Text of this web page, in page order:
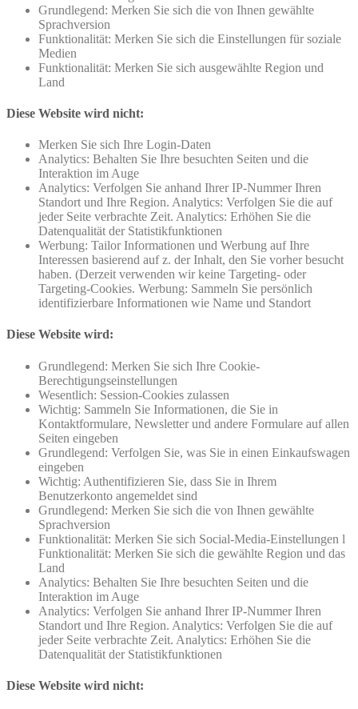
Grundlegend: Merken Sie sich die von Ihnen gewählte
Sprachversion
Funktionalität: Merken Sie sich die Einstellungen für soziale
Medien
Funktionalität: Merken Sie sich ausgewählte Region und
Land
Diese Website wird nicht:
Merken Sie sich Ihre Login-Daten
Analytics: Behalten Sie Ihre besuchten Seiten und die
Interaktion im Auge
Analytics: Verfolgen Sie anhand Ihrer IP-Nummer Ihren
Standort und Ihre Region. Analytics: Verfolgen Sie die auf
jeder Seite verbrachte Zeit. Analytics: Erhöhen Sie die
Datenqualität der Statistikfunktionen
Werbung: Tailor Informationen und Werbung auf Ihre
Interessen basierend auf z. der Inhalt, den Sie vorher besucht
haben. (Derzeit verwenden wir keine Targeting- oder
Targeting-Cookies. Werbung: Sammeln Sie persönlich
identifizierbare Informationen wie Name und Standort
Diese Website wird:
Grundlegend: Merken Sie sich Ihre Cookie-
Berechtigungseinstellungen
Wesentlich: Session-Cookies zulassen
Wichtig: Sammeln Sie Informationen, die Sie in
Kontaktformulare, Newsletter und andere Formulare auf allen
Seiten eingeben
Grundlegend: Verfolgen Sie, was Sie in einen Einkaufswagen
eingeben
Wichtig: Authentifizieren Sie, dass Sie in Ihrem
Benutzerkonto angemeldet sind
Grundlegend: Merken Sie sich die von Ihnen gewählte
Sprachversion
Funktionalität: Merken Sie sich Social-Media-Einstellungen l
Funktionalität: Merken Sie sich die gewählte Region und das
Land
Analytics: Behalten Sie Ihre besuchten Seiten und die
Interaktion im Auge
Analytics: Verfolgen Sie anhand Ihrer IP-Nummer Ihren
Standort und Ihre Region. Analytics: Verfolgen Sie die auf
jeder Seite verbrachte Zeit. Analytics: Erhöhen Sie die
Datenqualität der Statistikfunktionen
Diese Website wird nicht: